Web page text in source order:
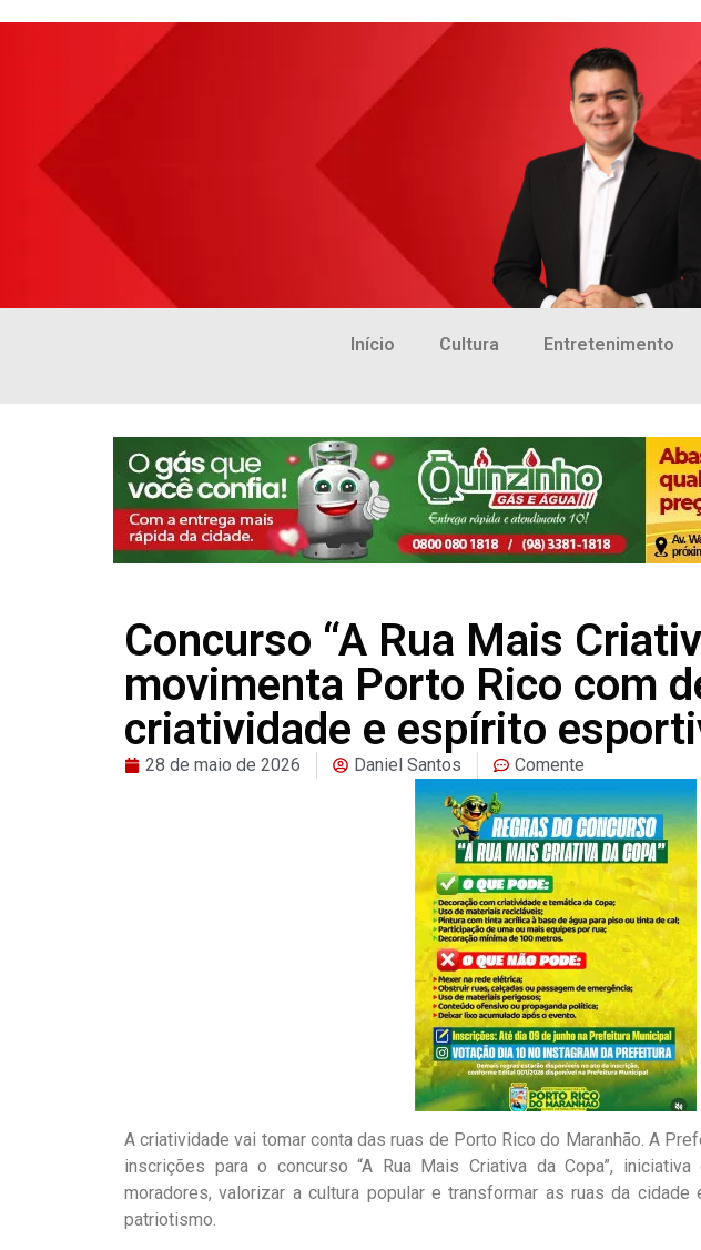
Início Cultura Entretenimento
Concurso “A Rua Mais
movimenta Porto Rico com
criatividade e espírito
28 de maio de 2026 Daniel Santos Comente
A criatividade vai tomar conta das ruas de Porto Rico do Maranhão. A
inscrições para o concurso “A Rua Mais Criativa da Copa”,
moradores, valorizar a cultura popular e transformar as ruas da
patriotismo.